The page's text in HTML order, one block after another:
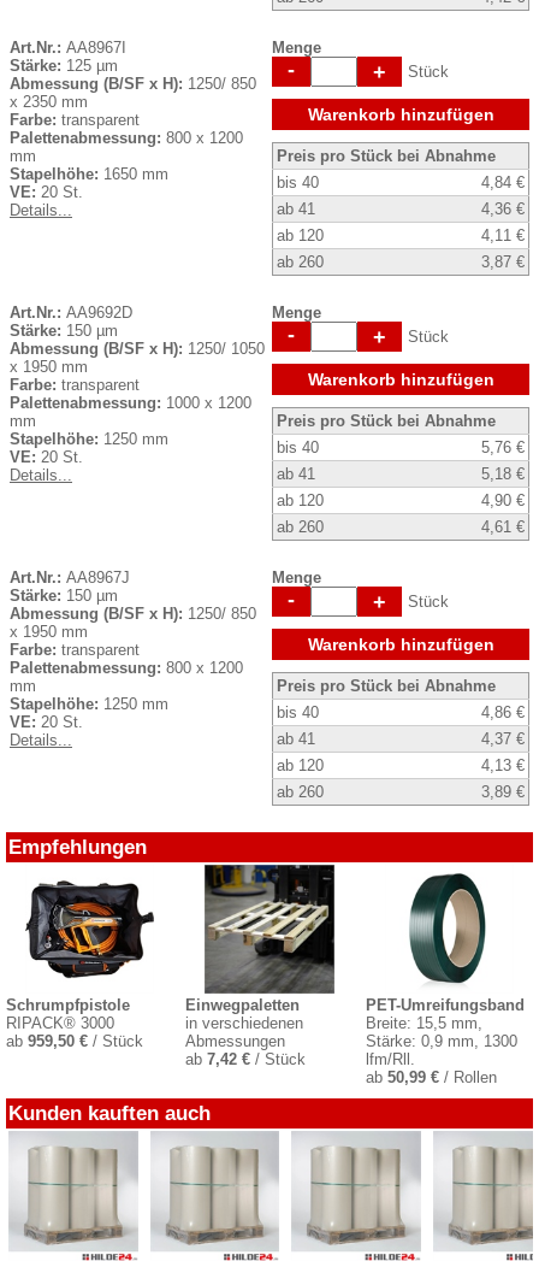
Art.Nr.: AA8967I
Stärke: 125 µm
Abmessung (B/SF x H): 1250/ 850
x 2350 mm
Farbe: transparent
Palettenabmessung: 800 x 1200
mm
Stapelhöhe: 1650 mm
VE: 20 St.
Details...
Menge
- + Stück
Warenkorb hinzufügen
Preis pro Stück bei Abnahme
bis 40
4,84 €
ab 41
4,36 €
ab 120
4,11 €
ab 260
3,87 €
Art.Nr.: AA9692D
Stärke: 150 µm
Abmessung (B/SF x H): 1250/ 1050
x 1950 mm
Farbe: transparent
Palettenabmessung: 1000 x 1200
mm
Stapelhöhe: 1250 mm
VE: 20 St.
Details...
Menge
- + Stück
Warenkorb hinzufügen
Preis pro Stück bei Abnahme
bis 40
5,76 €
ab 41
5,18 €
ab 120
4,90 €
ab 260
4,61 €
Art.Nr.: AA8967J
Stärke: 150 µm
Abmessung (B/SF x H): 1250/ 850
x 1950 mm
Farbe: transparent
Palettenabmessung: 800 x 1200
mm
Stapelhöhe: 1250 mm
VE: 20 St.
Details...
Menge
- + Stück
Warenkorb hinzufügen
Preis pro Stück bei Abnahme
bis 40
4,86 €
ab 41
4,37 €
ab 120
4,13 €
ab 260
3,89 €
Empfehlungen
Schrumpfpistole
RIPACK® 3000
ab 959,50 € / Stück
Einwegpaletten
in verschiedenen
Abmessungen
ab7,42 € / Stück
PET-Umreifungsband
Breite: 15,5 mm,
Stärke: 0,9 mm, 1300
lfm/Rll.
ab 50,99 €/ Rollen
Kunden kauften auch